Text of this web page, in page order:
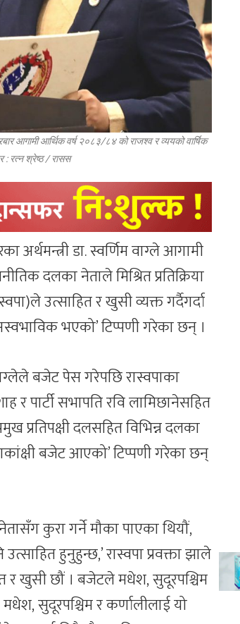
आगामी आर्थिक वर्ष २०८३/८४ को राजश्व र व्ययको वार्षिक
: रत्न श्रेष्ठ / रासस
अर्थमन्त्री डा. स्वर्णिम वाग्ले आगामी
दलका नेताले मिश्रित प्रतिक्रिया
उत्साहित र खुसी व्यक्त गर्दैगर्दा
भएको’ टिप्पणी गरेका छन् ।
बजेट पेस गरेपछि रास्वपाका
र पार्टी सभापति रवि लामिछानेसहित
प्रतिपक्षी दलसहित विभिन्न दलका
बजेट आएको’ टिप्पणी गरेका छन्
कुरा गर्ने मौका पाएका थियौं,
उत्साहित हुनुहुन्छ,’ रास्वपा प्रवक्ता झाले
र खुसी छौं । बजेटले मधेश, सुदूरपश्चिम
सुदूरपश्चिम र कर्णालीलाई यो